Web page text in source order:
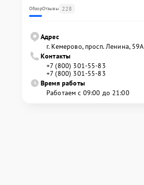
ОбзорОтзывы 228
Адрес
г. Кемерово, просп. Ленина, 59А
Контакты
+7 (800) 301-55-83
+7 (800) 301-55-83
Время работы
Работаем с 09:00 до 21:00